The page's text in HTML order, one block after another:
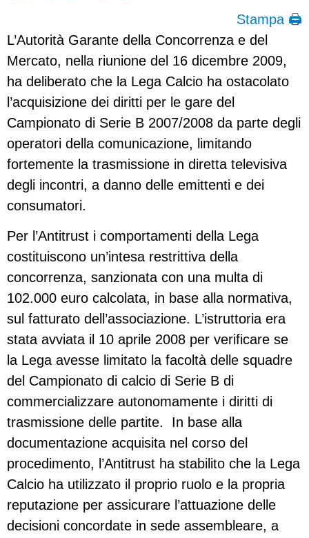
Stampa 🖨
L’Autorità Garante della Concorrenza e del
Mercato, nella riunione del 16 dicembre 2009,
ha deliberato che la Lega Calcio ha ostacolato
l’acquisizione dei diritti per le gare del
Campionato di Serie B 2007/2008 da parte degli
operatori della comunicazione, limitando
fortemente la trasmissione in diretta televisiva
degli incontri, a danno delle emittenti e dei
consumatori.
Per l’Antitrust i comportamenti della Lega
costituiscono un’intesa restrittiva della
concorrenza, sanzionata con una multa di
102.000 euro calcolata, in base alla normativa,
sul fatturato dell’associazione. L’istruttoria era
stata avviata il 10 aprile 2008 per verificare se
la Lega avesse limitato la facoltà delle squadre
del Campionato di calcio di Serie B di
commercializzare autonomamente i diritti di
trasmissione delle partite. In base alla
documentazione acquisita nel corso del
procedimento, l’Antitrust ha stabilito che la Lega
Calcio ha utilizzato il proprio ruolo e la propria
reputazione per assicurare l’attuazione delle
decisioni concordate in sede assembleare, a